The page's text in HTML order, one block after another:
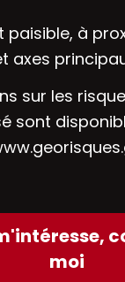
paisible, à
axes
sur les
sont
moi